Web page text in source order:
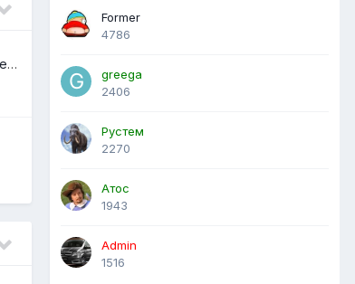
Помогите с подключением датчика высоты
Former
4786
greega
2406
Рустем
2270
Атос
1943
Admin
1516